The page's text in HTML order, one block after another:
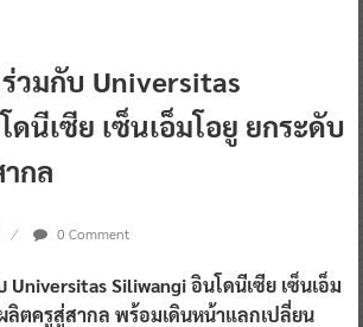
วมกับ Universitas
ดนีเซีย เซ็นเอ็มโอยู ยกระดับ
กล
0 Comment
Siliwangi อินโดนีเซีย เซ็นเอ็ม
ลิตครูสู่สากล พร้อมเดินหน้าแลกเปลี่ยน